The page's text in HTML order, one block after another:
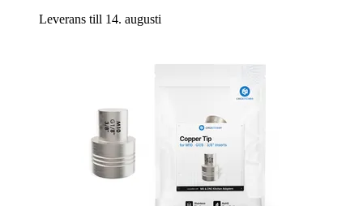
Leverans till 14. augusti